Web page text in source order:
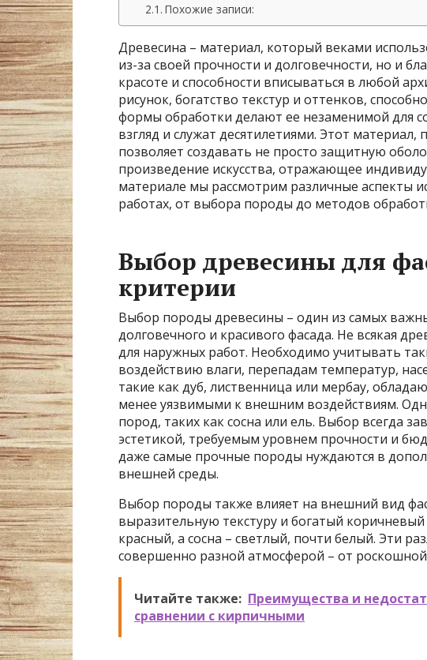
Похожие записи:
Древесина – материал, который веками
из-за своей прочности и долговечности, но и
красоте и способности вписываться в любой
рисунок, богатство текстур и оттенков,
формы обработки делают ее незаменимой для
взгляд и служат десятилетиями. Этот
позволяет создавать не просто защитную
произведение искусства, отражающее
материале мы рассмотрим различные аспекты
работах, от выбора породы до методов
Выбор древесины для
критерии
Выбор породы древесины – один из самых
долговечного и красивого фасада. Не всякая
для наружных работ. Необходимо учитывать
воздействию влаги, перепадам температур,
такие как дуб, лиственница или мербау,
менее уязвимыми к внешним воздействиям.
пород, таких как сосна или ель. Выбор всегда
эстетикой, требуемым уровнем прочности и
даже самые прочные породы нуждаются в
внешней среды.
Выбор породы также влияет на внешний вид
выразительную текстуру и богатый
красный, а сосна – светлый, почти белый. Эти
совершенно разной атмосферой – от роскошной
Читайте также: Преимущества и
сравнении с кирпичными